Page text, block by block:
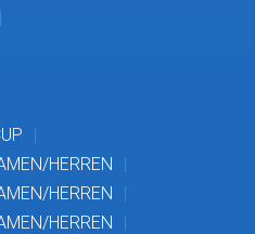
HERREN
HERREN
HERREN